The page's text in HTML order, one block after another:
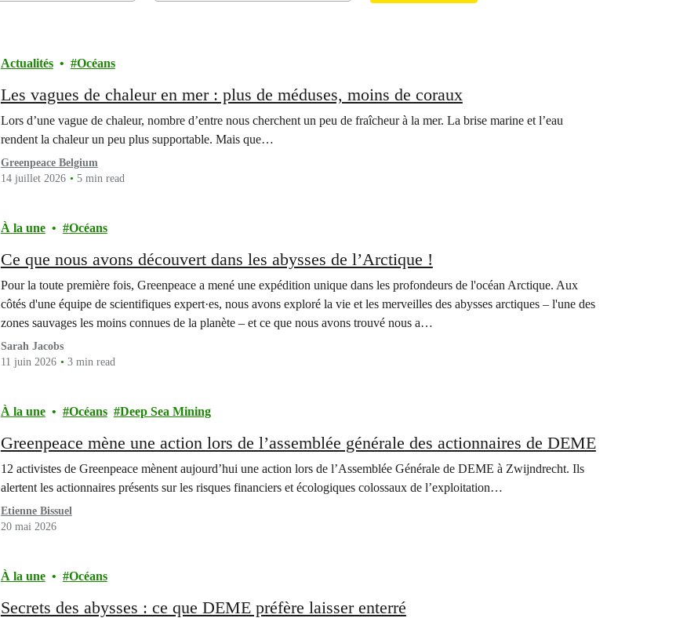
Actualités Océans
Les vagues de chaleur en mer : plus de méduses, moins de coraux
Lors d’une vague de chaleur, nombre d’entre nous cherchent un peu de fraîcheur à la mer. La brise marine et l’eau
rendent la chaleur un peu plus supportable. Mais que…
Greenpeace Belgium
14 juillet 2026
5 min read
À la une Océans
Ce que nous avons découvert dans les abysses de l’Arctique !
Pour la toute première fois, Greenpeace a mené une expédition unique dans les profondeurs de l'océan Arctique. Aux
côtés d'une équipe de scientifiques expert·es, nous avons exploré la vie et les merveilles des abysses arctiques – l'une des
zones sauvages les moins connues de la planète – et ce que nous avons trouvé nous a…
Sarah Jacobs
11 juin 2026
3 min read
À la une Océans Deep Sea Mining
Greenpeace mène une action lors de l’assemblée générale des actionnaires de DEME
12 activistes de Greenpeace mènent aujourd’hui une action lors de l’Assemblée Générale de DEME à Zwijndrecht. Ils
alertent les actionnaires présents sur les risques financiers et écologiques colossaux de l’exploitation…
Etienne Bissuel
20 mai 2026
À la une Océans
Secrets des abysses : ce que DEME préfère laisser enterré